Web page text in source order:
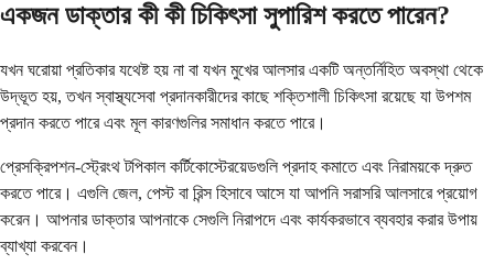
একজন ডাক্তার কী কী চিকিৎসা সুপারিশ করতে পারেন?
যখন ঘরোয়া প্রতিকার যথেষ্ট হয় না বা যখন মুখের আলসার একটি অন্তর্নিহিত অবস্থা থেকে
উদ্ভূত হয়, তখন স্বাস্থ্যসেবা প্রদানকারীদের কাছে শক্তিশালী চিকিৎসা রয়েছে যা উপশম
প্রদান করতে পারে এবং মূল কারণগুলির সমাধান করতে পারে।
প্রেসক্রিপশন-স্ট্রেংথ টপিকাল কর্টিকোস্টেরয়েডগুলি প্রদাহ কমাতে এবং নিরাময়কে দ্রুত
করতে পারে। এগুলি জেল, পেস্ট বা রিন্স হিসাবে আসে যা আপনি সরাসরি আলসারে প্রয়োগ
করেন। আপনার ডাক্তার আপনাকে সেগুলি নিরাপদে এবং কার্যকরভাবে ব্যবহার করার উপায়
ব্যাখ্যা করবেন।